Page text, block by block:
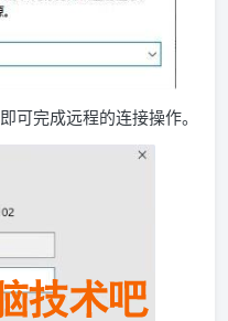
可完成远程的连接操作。